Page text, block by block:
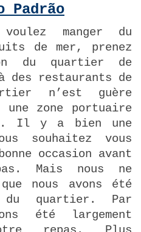
Padrão
manger du
de mer, prenez
du quartier de
des restaurants de
n’est guère
zone portuaire
Il y a bien une
souhaitez vous
occasion avant
Mais nous ne
nous avons été
du quartier. Par
été largement